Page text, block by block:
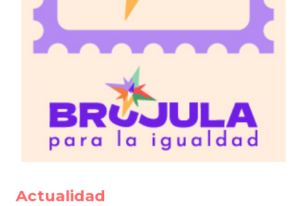
Actualidad